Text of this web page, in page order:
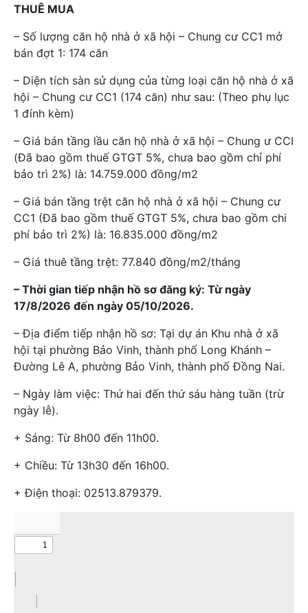
THUÊ MUA
– Số lượng căn hộ nhà ở xã hội – Chung cư CC1 mở
bán đợt 1: 174 căn
– Diện tích sàn sử dụng của từng loại căn hộ nhà ở xã
hội – Chung cư CC1 (174 căn) như sau: (Theo phụ lục
1 đính kèm)
– Giá bán tầng lầu căn hộ nhà ở xã hội – Chung ư CCI
(Đã bao gồm thuế GTGT 5%, chưa bao gồm chỉ phí
bảo trì 2%) là: 14.759.000 đồng/m2
– Giá bán tầng trệt căn hộ nhà ở xã hội – Chung cư
CC1 (Đã bao gồm thuế GTGT 5%, chưa bao gồm chi
phí bảo trì 2%) là: 16.835.000 đồng/m2
– Giá thuê tầng trệt: 77.840 đồng/m2/tháng
– Thời gian tiếp nhận hồ sơ đăng ký: Từ ngày
17/8/2026 đến ngày 05/10/2026.
– Địa điểm tiếp nhận hồ sơ: Tại dự án Khu nhà ở xã
hội tại phường Bảo Vinh, thành phố Long Khánh –
Đường Lê A, phường Bảo Vinh, thành phố Đồng Nai.
– Ngày làm việc: Thứ hai đến thứ sáu hàng tuần (trừ
ngày lễ).
+ Sáng: Từ 8h00 đến 11h00.
+ Chiều: Từ 13h30 đến 16h00.
+ Điện thoại: 02513.879379.